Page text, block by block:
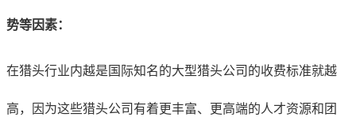
势等因素：
在猎头行业内越是国际知名的大型猎头公司的收费标准就越
高，因为这些猎头公司有着更丰富、更高端的人才资源和团